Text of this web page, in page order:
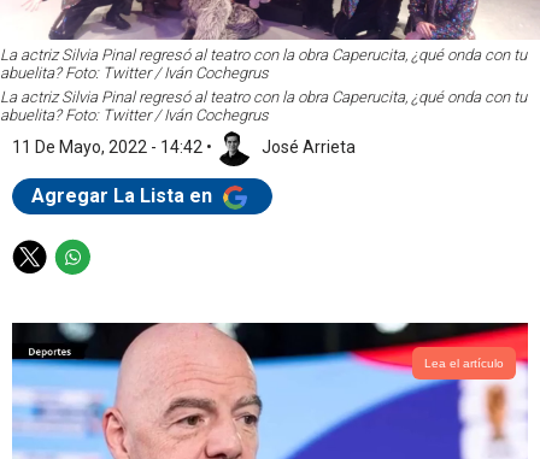
La actriz Silvia Pinal regresó al teatro con la obra Caperucita, ¿qué onda con tu
abuelita? Foto: Twitter / Iván Cochegrus
La actriz Silvia Pinal regresó al teatro con la obra Caperucita, ¿qué onda con tu
abuelita? Foto: Twitter / Iván Cochegrus
11 De Mayo, 2022 - 14:42 • José Arrieta
Agregar La Lista en
T
i
t
t
e
r
W
a
t
s
a
p
p
Lea el artículo